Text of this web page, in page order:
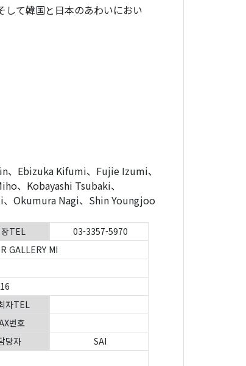
して韓国と日本のあわいにおい
、Ebizuka Kifumi、Fujie Izumi、
、Kobayashi Tsubaki、
Okumura Nagi、Shin Youngjoo
TEL
03-3357-5970
GALLERY MI
자TEL
번호
당자
SAI